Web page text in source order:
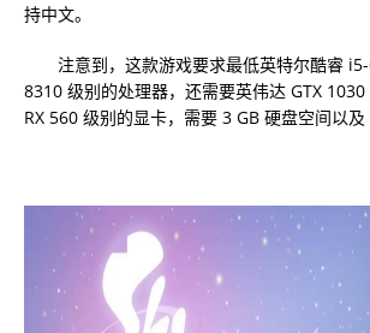
持中文。
注意到，这款游戏要求最低英特尔酷睿 i5-
8310 级别的处理器，还需要英伟达 GTX
RX 560 级别的显卡，需要 3 GB 硬盘空间以及